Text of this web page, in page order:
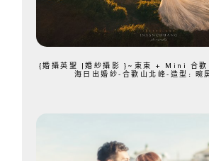
{婚攝英聖 |婚紗攝影 }~東東 + Mini 合歡
海日出婚紗-合歡山北峰-造型: 晼